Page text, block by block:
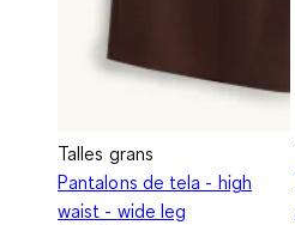
Talles grans
Pantalons de tela - high
waist - wide leg